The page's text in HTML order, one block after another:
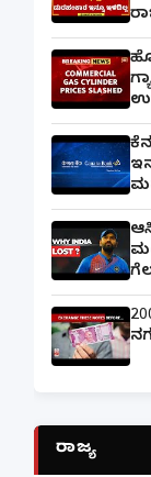
ರಾಜ್ಯ